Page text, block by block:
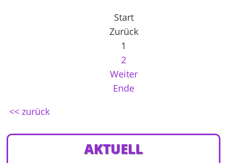
Start
Zurück
1
2
Weiter
Ende
<< zurück
AKTUELL